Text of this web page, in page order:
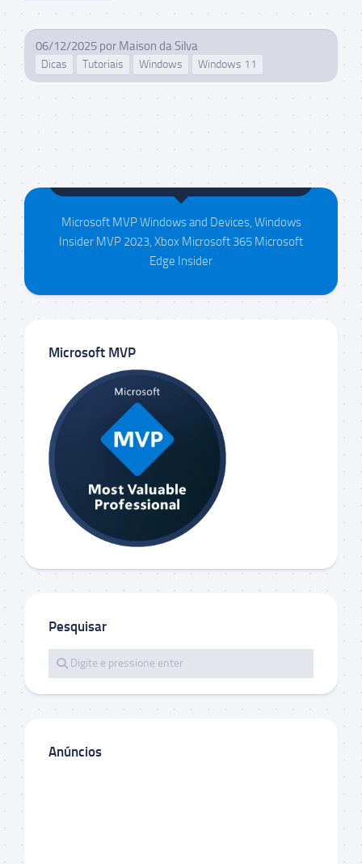
06/12/2025 por Maison da Silva
Dicas Tutoriais Windows Windows 11
Maison da Silva
Microsoft MVP Windows and Devices, Windows
Insider MVP 2023, Xbox Microsoft 365 Microsoft
Edge Insider
Microsoft MVP
Pesquisar
Anúncios